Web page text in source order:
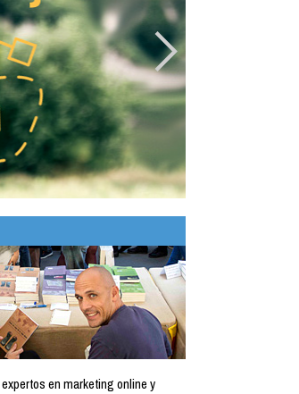
en marketing online y